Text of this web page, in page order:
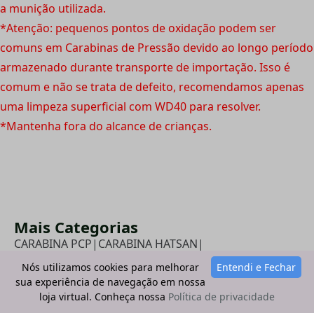
a munição utilizada.
*Atenção: pequenos pontos de oxidação podem ser
comuns em Carabinas de Pressão devido ao longo período
armazenado durante transporte de importação. Isso é
comum e não se trata de defeito, recomendamos apenas
uma limpeza superficial com WD40 para resolver.
*Mantenha fora do alcance de crianças.
Mais Categorias
CARABINA PCP| CARABINA HATSAN|
|
- CARABINA BIG BORE |ESPINGARDA DE PRESSÃO 6.5 -
|PCP SEMI AUTOMÁTICA|CARABINA DE REPETIÇÃO -
TIRO ESPORTIVO -|PRESSÃO |- PCP 6.35|
Entendi e Fechar
Nós utilizamos cookies para melhorar
sua experiência de navegação em nossa
loja virtual. Conheça nossa Política de privacidade